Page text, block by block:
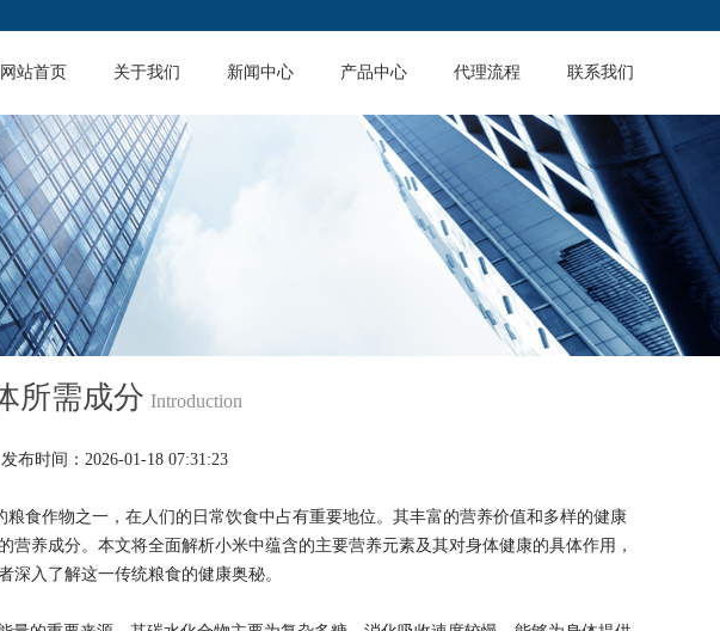
网站首页 关于我们 新闻中心 产品中心 代理流程 联系我们
所需成分 Introduction
发布时间：2026-01-18 07:31:23
食作物之一，在人们的日常饮食中占有重要地位。其丰富的营养价值和多样的健康
养成分。本文将全面解析小米中蕴含的主要营养元素及其对身体健康的具体作用，
深入了解这一传统粮食的健康奥秘。